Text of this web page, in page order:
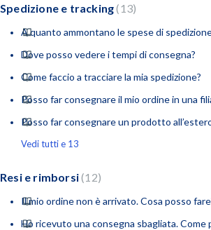
Spedizione e tracking 13
A quanto ammontano le spese di
Dove posso vedere i tempi di consegna?
Come faccio a tracciare la mia spedizione?
Posso far consegnare il mio ordine in una
Posso far consegnare un prodotto
Vedi tutti e 13
Resi e rimborsi 12
Il mio ordine non è arrivato. Cosa posso
Ho ricevuto una consegna sbagliata. Come